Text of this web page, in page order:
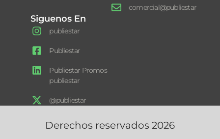
comercial@publiestar
Siguenos En
publiestar
Publiestar
Publiestar Promos
publiestar
@publiestar
Derechos reservados 2026